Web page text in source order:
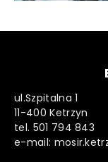
ul.Szpitalna 1
11-400 Ketrzyn
tel. 501 794 843
e-mail: